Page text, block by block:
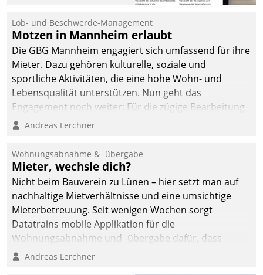
Ressort Kapitalanlage für
künftige Aufgaben und
Herausforderungen
gerüstet.
Lob- und Beschwerde-Management
Motzen in Mannheim erlaubt
Die GBG Mannheim engagiert sich umfassend für ihre
Mieter. Dazu gehören kulturelle, soziale und
sportliche Aktivitäten, die eine hohe Wohn- und
Lebensqualität unterstützen. Nun geht das
Engagement noch weiter: Für die zügige Bearbeitung
von Beschwerden – oder Lob – richtet das
und Beschwerde-Management einen eigenen Kanal
ein.
Andreas Lerchner
Wohnungsabnahme & -übergabe
Mieter, wechsle dich?
Nicht beim Bauverein zu Lünen – hier setzt man auf
nachhaltige Mietverhältnisse und eine umsichtige
Mieterbetreuung. Seit wenigen Wochen sorgt
Datatrains mobile Applikation für die
Wohnungsabnahme und -übergabe dafür, dass
Mieter wohlgeordnet kommen und, so es sein muss,
Andreas Lerchner